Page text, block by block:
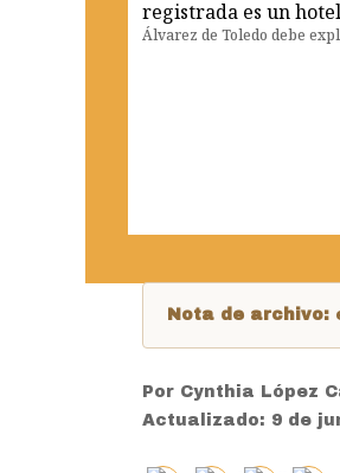
Álvarez de Toledo debe
Nota de archivo:
Por Cynthia López
Actualizado: 9 de